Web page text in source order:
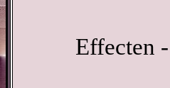
Effecten